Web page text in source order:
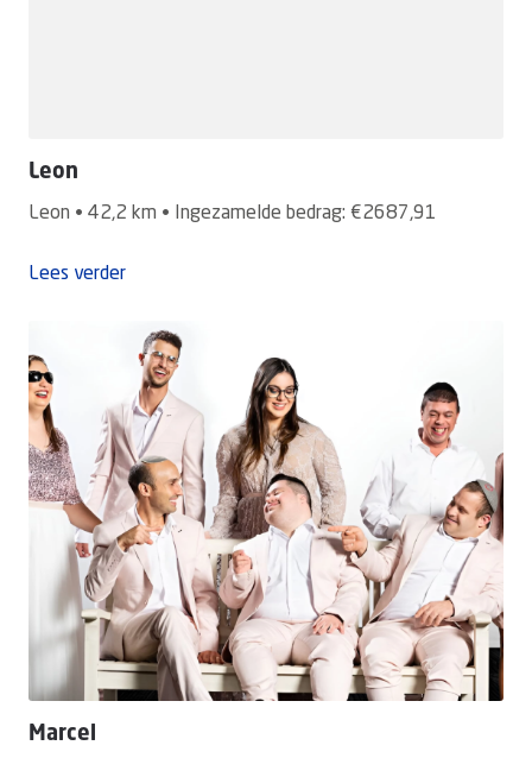
Leon
Leon • 42,2 km • Ingezamelde bedrag: €2687,91
Lees verder
Marcel